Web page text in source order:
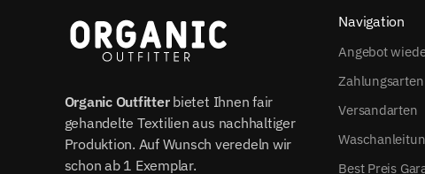
Organic Outfitterbietet Ihnen fair
gehandelte Textilien aus nachhaltiger
Produktion. Auf Wunsch veredeln wir
schon ab 1 Exemplar.
Navigation
Angebot
Zahlungsarten
Versandarten
Best Preis